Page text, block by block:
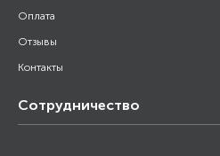
Оплата
Отзывы
Контакты
Сотрудничество